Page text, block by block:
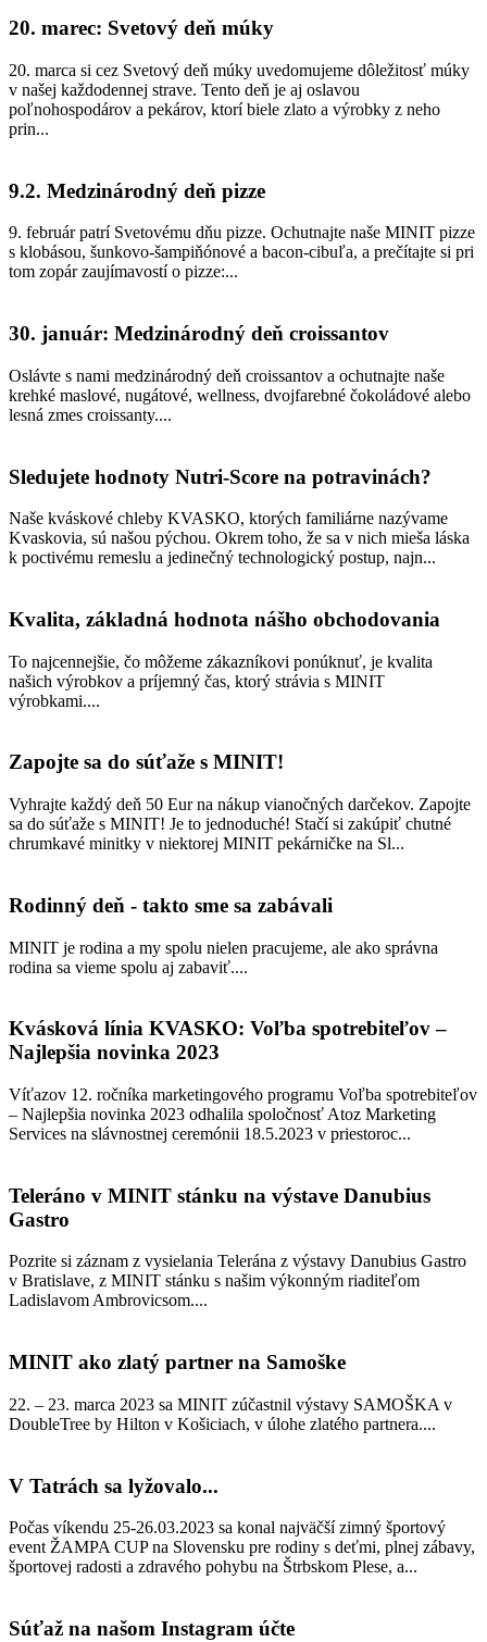
20. marec: Svetový deň múky
20. marca si cez Svetový deň múky uvedomujeme dôležitosť múky
v našej každodennej strave. Tento deň je aj oslavou
poľnohospodárov a pekárov, ktorí biele zlato a výrobky z neho
prin...
9.2. Medzinárodný deň pizze
9. február patrí Svetovému dňu pizze. Ochutnajte naše MINIT pizze
s klobásou, šunkovo-šampiňónové a bacon-cibuľa, a prečítajte si pri
tom zopár zaujímavostí o pizze:...
30. január: Medzinárodný deň croissantov
Oslávte s nami medzinárodný deň croissantov a ochutnajte naše
krehké maslové, nugátové, wellness, dvojfarebné čokoládové alebo
lesná zmes croissanty....
Sledujete hodnoty Nutri-Score na potravinách?
Naše kváskové chleby KVASKO, ktorých familiárne nazývame
Kvaskovia, sú našou pýchou. Okrem toho, že sa v nich mieša láska
k poctivému remeslu a jedinečný technologický postup, najn...
Kvalita, základná hodnota nášho obchodovania
To najcennejšie, čo môžeme zákazníkovi ponúknuť, je kvalita
našich výrobkov a príjemný čas, ktorý strávia s MINIT
výrobkami....
Zapojte sa do súťaže s MINIT!
Vyhrajte každý deň 50 Eur na nákup vianočných darčekov. Zapojte
sa do súťaže s MINIT! Je to jednoduché! Stačí si zakúpiť chutné
chrumkavé minitky v niektorej MINIT pekárničke na Sl...
Rodinný deň - takto sme sa zabávali
MINIT je rodina a my spolu nielen pracujeme, ale ako správna
rodina sa vieme spolu aj zabaviť....
Kvásková línia KVASKO: Voľba spotrebiteľov –
Najlepšia novinka 2023
Víťazov 12. ročníka marketingového programu Voľba spotrebiteľov
– Najlepšia novinka 2023 odhalila spoločnosť Atoz Marketing
Services na slávnostnej ceremónii 18.5.2023 v priestoroc...
Teleráno v MINIT stánku na výstave Danubius
Gastro
Pozrite si záznam z vysielania Telerána z výstavy Danubius Gastro
v Bratislave, z MINIT stánku s našim výkonným riaditeľom
Ladislavom Ambrovicsom....
MINIT ako zlatý partner na Samoške
22. – 23. marca 2023 sa MINIT zúčastnil výstavy SAMOŠKA v
DoubleTree by Hilton v Košiciach, v úlohe zlatého partnera....
V Tatrách sa lyžovalo...
Počas víkendu 25-26.03.2023 sa konal najväčší zimný športový
event ŽAMPA CUP na Slovensku pre rodiny s deťmi, plnej zábavy,
športovej radosti a zdravého pohybu na Štrbskom Plese, a...
Súťaž na našom Instagram účte